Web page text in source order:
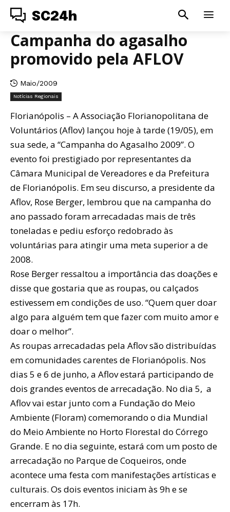
SC24h
Campanha do agasalho
promovido pela AFLOV
Maio/2009
Notícias Regionais
Florianópolis – A Associação Florianopolitana de
Voluntários (Aflov) lançou hoje à tarde (19/05), em
sua sede, a “Campanha do Agasalho 2009”. O
evento foi prestigiado por representantes da
Câmara Municipal de Vereadores e da Prefeitura
de Florianópolis. Em seu discurso, a presidente da
Aflov, Rose Berger, lembrou que na campanha do
ano passado foram arrecadadas mais de três
toneladas e pediu esforço redobrado às
voluntárias para atingir uma meta superior a de
2008.
Rose Berger ressaltou a importância das doações e
disse que gostaria que as roupas, ou calçados
estivessem em condições de uso. “Quem quer doar
algo para alguém tem que fazer com muito amor e
doar o melhor”.
As roupas arrecadadas pela Aflov são distribuídas
em comunidades carentes de Florianópolis. Nos
dias 5 e 6 de junho, a Aflov estará participando de
dois grandes eventos de arrecadação. No dia 5, a
Aflov vai estar junto com a Fundação do Meio
Ambiente (Floram) comemorando o dia Mundial
do Meio Ambiente no Horto Florestal do Córrego
Grande. E no dia seguinte, estará com um posto de
arrecadação no Parque de Coqueiros, onde
acontece uma festa com manifestações artísticas e
culturais. Os dois eventos iniciam às 9h e se
encerram às 17h.